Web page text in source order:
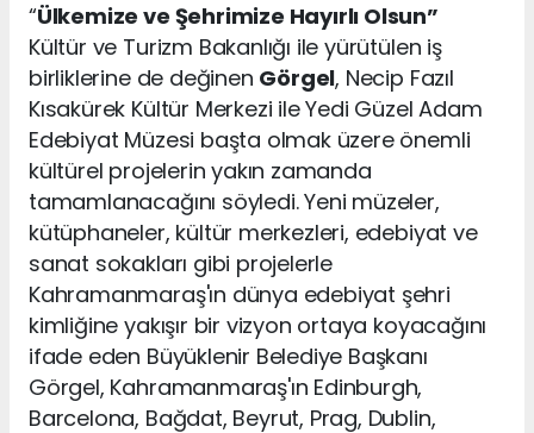
“Ülkemize ve Şehrimize Hayırlı Olsun”
Kültür ve Turizm Bakanlığı ile yürütülen iş
birliklerine de değinen Görgel, Necip Fazıl
Kısakürek Kültür Merkezi ile Yedi Güzel Adam
Edebiyat Müzesi başta olmak üzere önemli
kültürel projelerin yakın zamanda
tamamlanacağını söyledi. Yeni müzeler,
kütüphaneler, kültür merkezleri, edebiyat ve
sanat sokakları gibi projelerle
Kahramanmaraş'ın dünya edebiyat şehri
kimliğine yakışır bir vizyon ortaya koyacağını
ifade eden Büyüklenir Belediye Başkanı
Görgel, Kahramanmaraş'ın Edinburgh,
Barcelona, Bağdat, Beyrut, Prag, Dublin,